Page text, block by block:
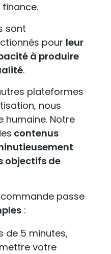
sont
pour leur
à produire
.
plateformes
nous
humaine. Notre
contenus
objectifs de
passe
:
de 5 minutes,
votre